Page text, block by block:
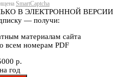
SmartCaptcha
В ЭЛЕКТРОННОЙ ВЕРСИИ
— получи:
материалам сайта
всем номерам PDF
р.
на год